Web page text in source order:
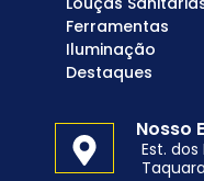
Ferramentas
Iluminação
Destaques
Nosso
Est.